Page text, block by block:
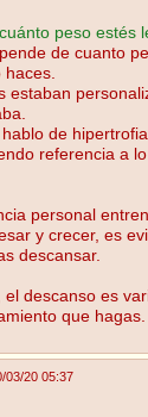
peso estés
de cuanto
estaban
de
referencia a
personal
y crecer, es
descansar.
el descanso es
que hagas.
03/20 05:37